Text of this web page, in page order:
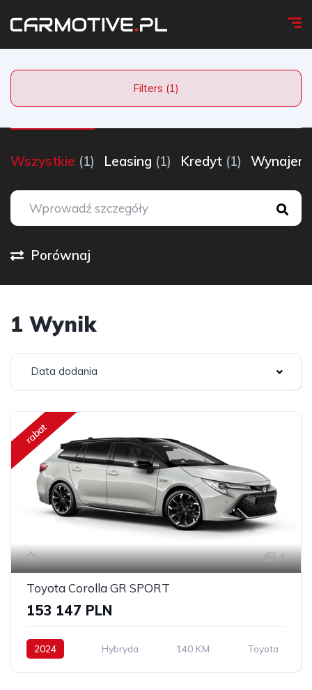
Filters (1)
Wszystkie (1) Leasing (1) Kredyt (1) Wynajem
Porównaj
1 Wynik
Data dodania
rabat
4
Toyota Corolla GR SPORT
153 147 PLN
2024 Hybryda 140 KM Toyota